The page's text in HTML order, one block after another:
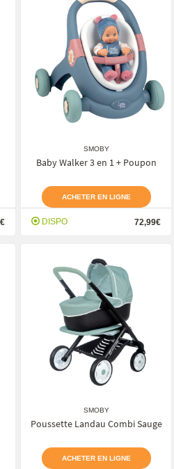
SMOBY
Baby Walker 3 en 1 + Poupon
ACHETER EN LIGNE
DISPO 72,99€
SMOBY
Poussette Landau Combi Sauge
ACHETER EN LIGNE